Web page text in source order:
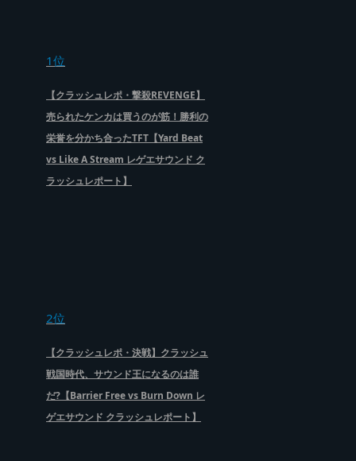
1位
【クラッシュレポ・撃殺REVENGE】
売られたケンカは買うのが筋！勝利の
栄誉を分かち合ったTFT【Yard Beat
vs Like A Stream レゲエサウンド ク
ラッシュレポート】
2位
【クラッシュレポ・決戦】クラッシュ
戦国時代、サウンド王になるのは誰
だ?【Barrier Free vs Burn Down レ
ゲエサウンド クラッシュレポート】